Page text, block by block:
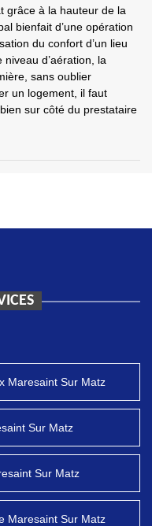
grâce à la hauteur de la
bienfait d’une opération
du confort d’un lieu
d’aération, la
sans oublier
un logement, il faut
sur côté du prestataire
Maresaint Sur Matz
Sur Matz
Sur Matz
Maresaint Sur Matz